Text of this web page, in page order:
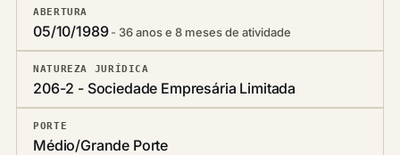
ABERTURA
05/10/1989 36 anos e 8 meses de atividade
NATUREZA JURÍDICA
206-2 - Sociedade Empresária Limitada
PORTE
Médio/Grande Porte